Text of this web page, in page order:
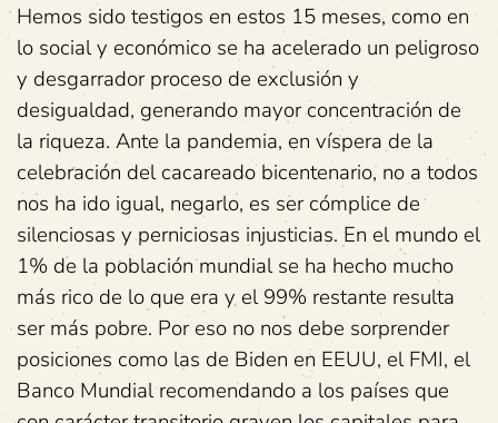
Hemos sido testigos en estos 15 meses, como en
lo social y económico se ha acelerado un peligroso
y desgarrador proceso de exclusión y
desigualdad, generando mayor concentración de
la riqueza. Ante la pandemia, en víspera de la
celebración del cacareado bicentenario, no a todos
nos ha ido igual, negarlo, es ser cómplice de
silenciosas y perniciosas injusticias. En el mundo el
1% de la población mundial se ha hecho mucho
más rico de lo que era y el 99% restante resulta
ser más pobre. Por eso no nos debe sorprender
posiciones como las de Biden en EEUU, el FMI, el
Banco Mundial recomendando a los países que